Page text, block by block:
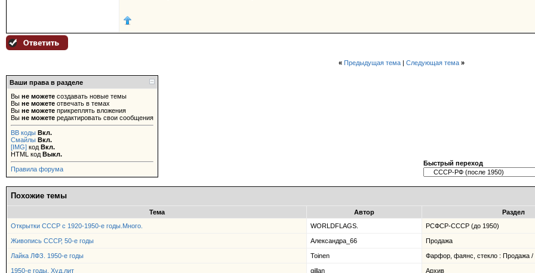
« Предыдущая тема| Следующая тема »
Ваши права в разделе
Вы не можете создавать новые темы
Вы не можете отвечать в темах
Вы не можете прикреплять вложения
Вы не можете редактировать свои сообщения
BB коды Вкл.
Смайлы Вкл.
[IMG] код Вкл.
HTML код Выкл.
Правила форума
Быстрый переход
Похожие темы
Тема Автор
Раздел
Открытки СССР с 1920-1950-е годы.Много.
WORLDFLAGS. РСФСР-СССР (до 1950)
Живопись СССР, 50-е годы Александра_66 Продажа
Лайка ЛФЗ. 1950-е годы Toinen Фарфор, фаянс, стекло : Продажа
1950-е годы. Худ.лит gillan Архив